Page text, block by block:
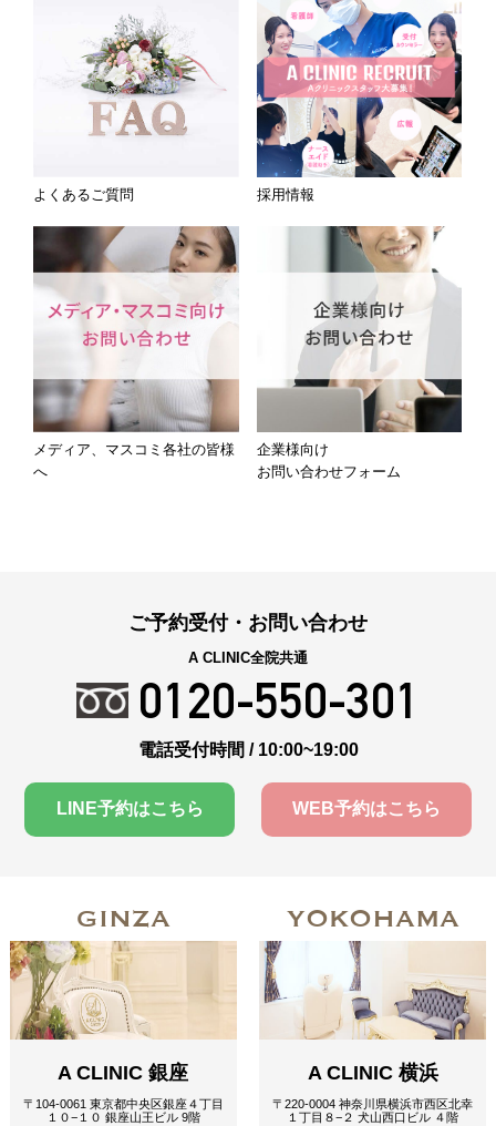
よくあるご質問 採用情報
メディア、マスコミ各社の皆様
へ
企業様向け
お問い合わせフォーム
ご予約受付・お問い合わせ
A CLINIC全院共通
0120-550-301
電話受付時間 / 10:00~19:00
LINE予約はこちら WEB予約はこちら
GINZA
A CLINIC 銀座
〒104-0061 東京都中央区銀座４丁目
１０−１０ 銀座山王ビル 9階
YOKOHAMA
A CLINIC 横浜
〒220-0004 神奈川県横浜市西区北幸
１丁目８−２ 犬山西口ビル ４階